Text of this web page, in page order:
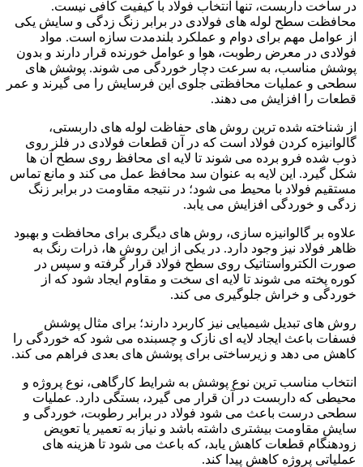
در ساخت داربست، تنها انتخاب فولاد با کیفیت کافی نیست.
محافظت سطح لوله های فولادی در برابر زنگ زدگی و سایش یکی
از عوامل مهم برای دوام و عملکرد بلندمدت سازه است. مواد
فولادی در معرض رطوبت، هوا و عوامل خورنده قرار دارند و بدون
پوشش مناسب، به سرعت دچار خوردگی می شوند. پوشش های
سطحی و عملیات محافظتی جلوی این فرسایش را می گیرند و عمر
قطعات را افزایش می دهند.
از شناخته شده ترین روش های حفاظت لوله های داربستی،
گالوانیزه کردن فولاد است که در آن قطعات فولادی در فلز روی
ذوب شده فرو برده می شوند تا لایه ای محافظ روی سطح آن ها
شکل گیرد. این لایه به عنوان سد محافظ عمل می کند و مانع تماس
مستقیم فولاد با محیط می شود؛ در نتیجه مقاومت در برابر زنگ
زدگی و خوردگی افزایش می یابد.
علاوه بر گالوانیزه سازی، روش های دیگری برای محافظت و بهبود
ظاهر فولاد نیز وجود دارد. در یکی از این روش ها، ذرات رنگ به
صورت الکترواستاتیک روی سطح فولاد قرار گرفته و سپس در
کوره پخته می شوند تا لایه ای سخت و مقاوم ایجاد شود که از
خوردگی و خراش جلوگیری می کند.
روش های تبدیل شیمیایی نیز کاربرد دارند؛ برای مثال پوشش
فسفات باعث ایجاد لایه ای نازک و چسبنده می شود که خوردگی را
کاهش می دهد و زیرساختی برای پوشش های بعدی فراهم می کند.
انتخاب مناسب ترین نوع پوشش به شرایط کارگاهی، نوع پروژه و
محیطی که داربست در آن قرار می گیرد، بستگی دارد. عملیات
سطحی درست باعث می شود فولاد در برابر رطوبت، خوردگی و
سایش مقاومت بیشتری داشته باشد و نیاز به تعمیر یا تعویض
زودهنگام قطعات کاهش یابد، که باعث می شود تا هزینه های
عملیاتی پروژه کاهش پیدا کند.